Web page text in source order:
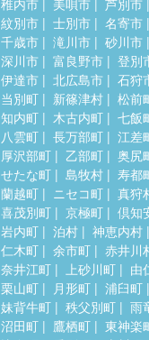
紋別市
士別市 名寄市
千歳市
滝川市 砂川市
深川市
富良野市 登別
伊達市
北広島市 石狩
当別町
新篠津村 松前
知内町
木古内町 七飯
八雲町
長万部町 江差
厚沢部町
乙部町 奥尻
せたな町
島牧村 寿都
蘭越町
ニセコ町 真狩
喜茂別町
京極町 倶知
岩内町
泊村 神恵内村
仁木町
余市町 赤井川
奈井江町
上砂川町 由
栗山町
月形町 浦臼町
妹背牛町
秩父別町 雨
沼田町
鷹栖町 東神楽